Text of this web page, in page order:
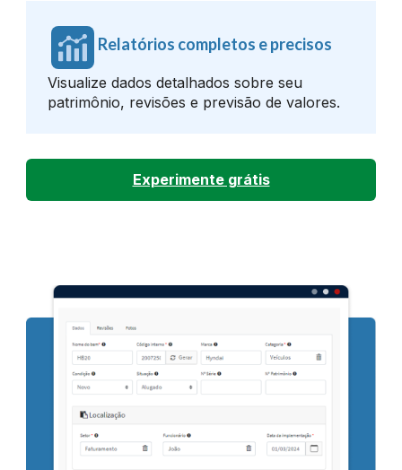
Relatórios completos e precisos
Visualize dados detalhados sobre seu
patrimônio, revisões e previsão de valores.
Experimente grátis